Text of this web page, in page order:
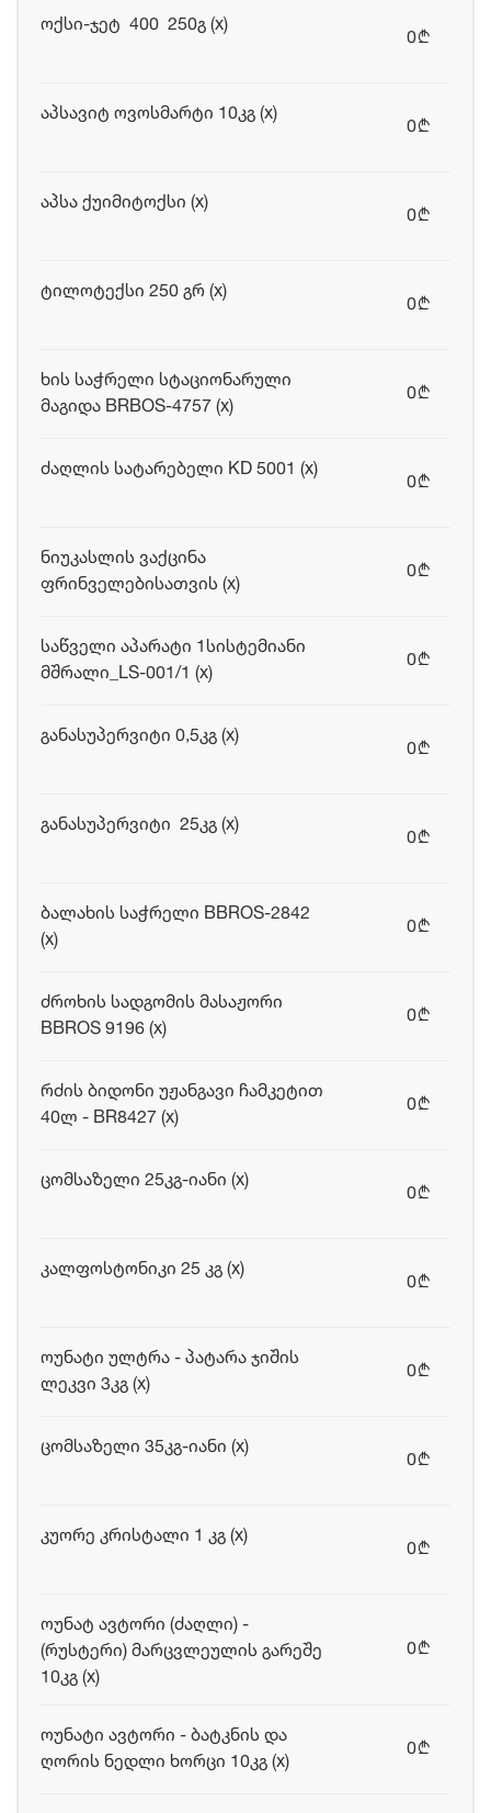
ოქსი-ჯეტ 400 250გ (x)
0b
აპსავიტ ოვოსმარტი 10კგ (x)
0b
აპსა ქუიმიტოქსი (x)
0b
ტილოტექსი 250 გრ (x)
0b
ხის საჭრელი სტაციონარული
მაგიდა BRBOS-4757 (x)
0b
ძაღლის სატარებელი KD 5001 (x)
0b
ნიუკასლის ვაქცინა
ფრინველებისათვის (x)
0b
საწველი აპარატი 1სისტემიანი
მშრალი_LS-001/1 (x)
0b
განასუპერვიტი 0,5კგ (x)
0b
განასუპერვიტი 25კგ (x)
0b
ბალახის საჭრელი BBROS-2842
(x)
0b
ძროხის სადგომის მასაჟორი
BBROS 9196 (x)
0b
რძის ბიდონი უჟანგავი ჩამკეტით
40ლ - BR8427 (x)
0b
ცომსაზელი 25კგ-იანი (x)
0b
კალფოსტონიკი 25 კგ (x)
0b
ოუნატი ულტრა - პატარა ჯიშის
ლეკვი 3კგ (x)
0b
ცომსაზელი 35კგ-იანი (x)
0b
კუორე კრისტალი 1 კგ (x)
0b
ოუნატ ავტორი (ძაღლი) -
(რუსტერი) მარცვლეულის გარეშე
10კგ (x)
0b
ოუნატი ავტორი - ბატკნის და
ღორის ნედლი ხორცი 10კგ (x)
0b